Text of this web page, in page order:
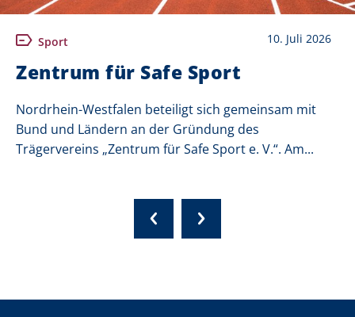
Sport 10. Juli 2026
Zentrum für Safe Sport
Nordrhein-Westfalen beteiligt sich gemeinsam mit
Bund und Ländern an der Gründung des
Trägervereins „Zentrum für Safe Sport e. V.“. Am...